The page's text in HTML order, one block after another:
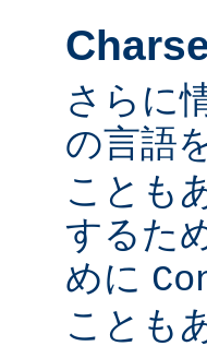
さらに
の言語
ことも
するた
めに
ことも